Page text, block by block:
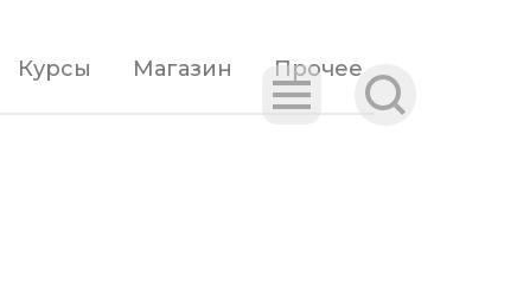
Прочее
Магазин
Курсы